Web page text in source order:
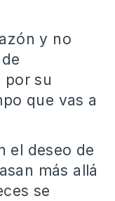
y no
por su
que vas a
el deseo de
más allá
se